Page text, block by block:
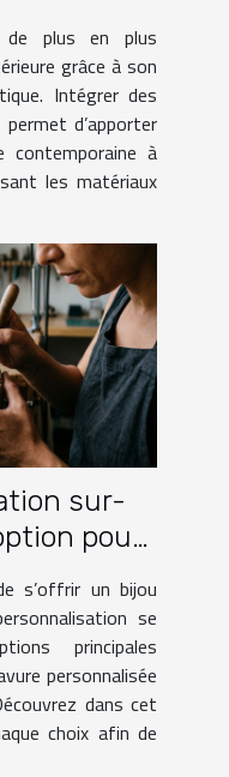
?
plus en plus
grâce à son
Intégrer des
d’apporter
à
les matériaux
sur-
pour
s’offrir un bijou
se
principales
personnalisée
dans cet
choix afin de